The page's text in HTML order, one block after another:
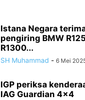
Istana Negara
pengiring BMW
R1300...
SH Muhammad - 6 Mei
IGP periksa
IAG Guardian 4×4